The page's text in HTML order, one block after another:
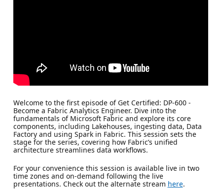
Welcome to the first episode of Get Certified: DP-600 -
Become a Fabric Analytics Engineer. Dive into the
fundamentals of Microsoft Fabric and explore its core
components, including Lakehouses, ingesting data, Data
Factory and using Spark in Fabric. This session sets the
stage for the series, covering how Fabric’s unified
architecture streamlines data workflows.
For your convenience this session is available live in two
time zones and on-demand following the live
presentations. Check out the alternate stream here.